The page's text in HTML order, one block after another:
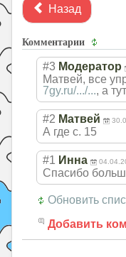
Назад
Комментарии
#3 Модератор
Матвей, все
7gy.ru/.../..., а
#2 Матвей
А где с. 15
#1 Инна
Спасибо
Обновить
Добавить